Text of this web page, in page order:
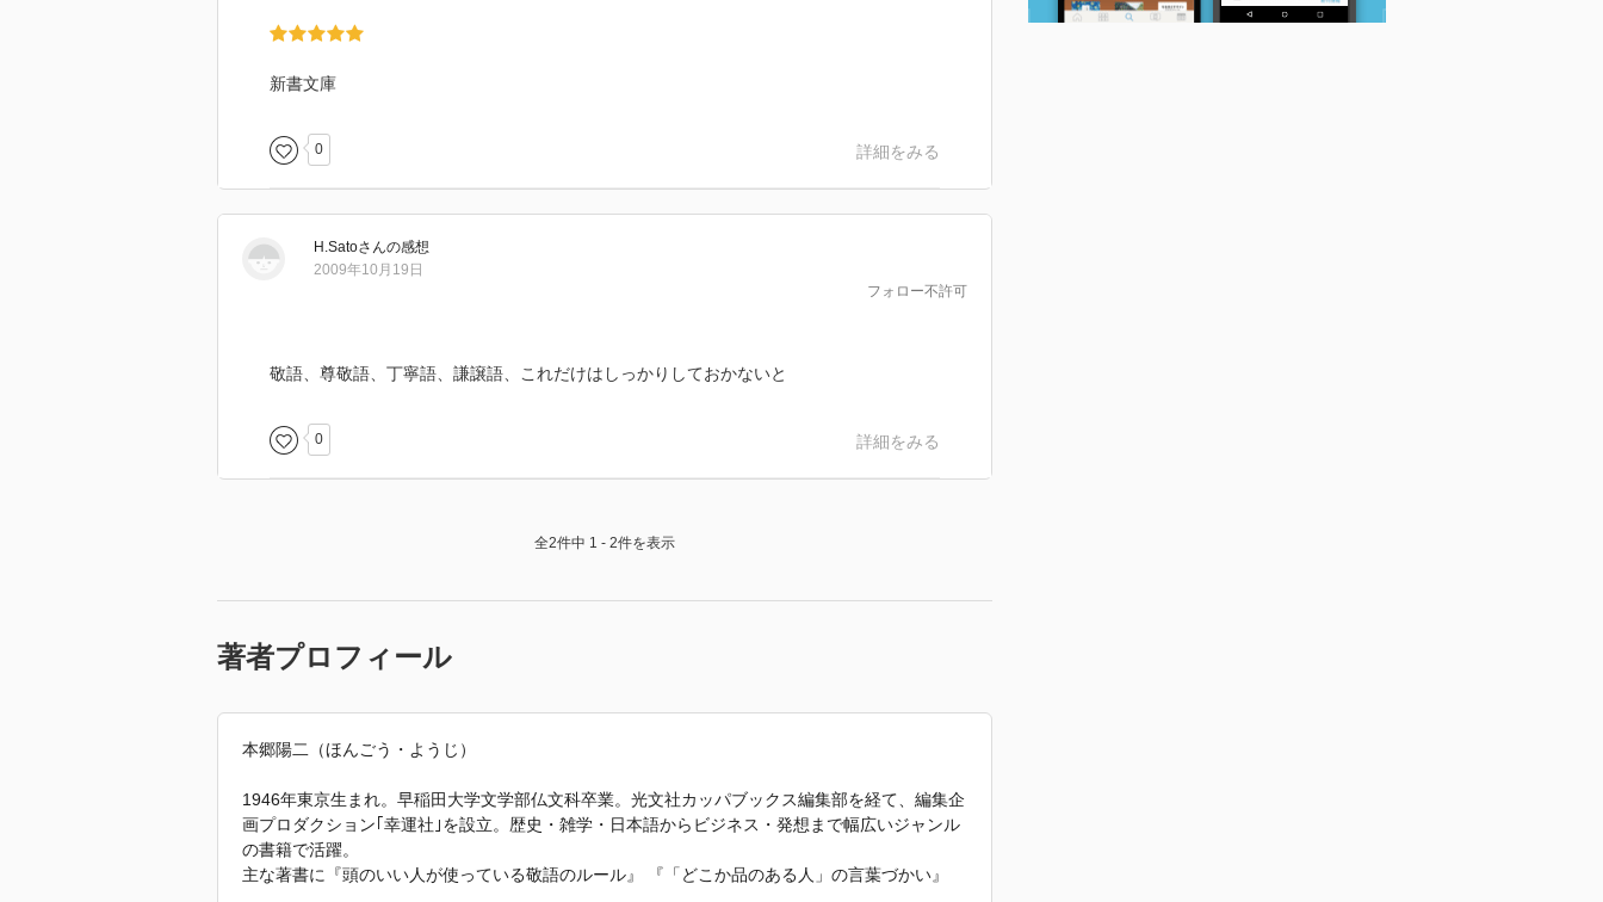
新書文庫
0 詳細をみる
H.Satoさんの感想
フォロー不許可
2009年10月19日
敬語、尊敬語、丁寧語、謙譲語、これだけはしっかりしておかないと
0 詳細をみる
全2件中 1 - 2件を表示
著者プロフィール
本郷陽二（ほんごう・ようじ）
1946年東京生まれ。早稲田大学文学部仏文科卒業。光文社カッパブックス編集部を経て、編集企
画プロダクション｢幸運社｣を設立。歴史・雑学・日本語からビジネス・発想まで幅広いジャンル
の書籍で活躍。
主な著書に『頭のいい人が使っている敬語のルール』 『「どこか品のある人」の言葉づかい』